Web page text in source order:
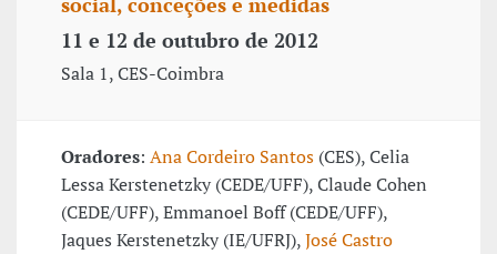
11 e 12 de outubro de 2012
Sala 1, CES-Coimbra
Oradores: Ana Cordeiro Santos (CES), Celia
Lessa Kerstenetzky (CEDE/UFF), Claude Cohen
(CEDE/UFF), Emmanoel Boff (CEDE/UFF),
Jaques Kerstenetzky (IE/UFRJ),José Castro